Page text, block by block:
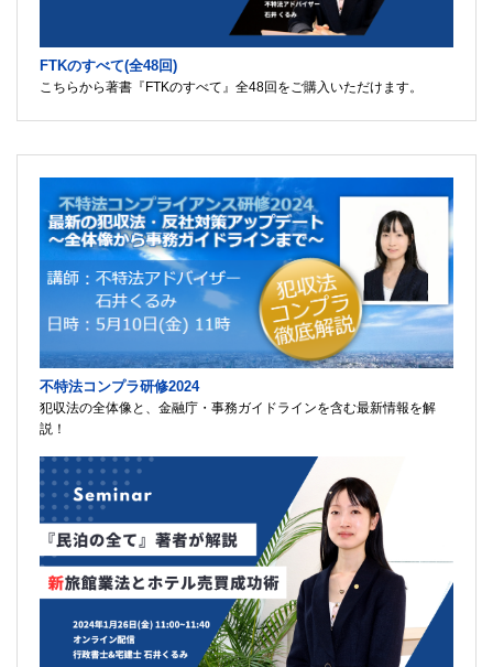
FTKのすべて(全48回)
こちらから著書『FTKのすべて』全48回をご購入いただけます。
不特法コンプラ研修2024
犯収法の全体像と、金融庁・事務ガイドラインを含む最新情報を解
説！